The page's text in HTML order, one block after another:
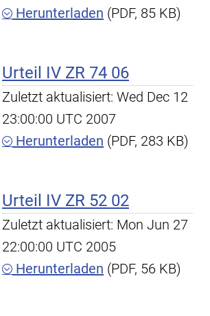
Herunterladen (PDF, 85 KB)
Urteil IV ZR 74 06
Zuletzt aktualisiert: Wed Dec 12
23:00:00 UTC 2007
Herunterladen (PDF, 283 KB)
Urteil IV ZR 52 02
Zuletzt aktualisiert: Mon Jun 27
22:00:00 UTC 2005
Herunterladen (PDF, 56 KB)